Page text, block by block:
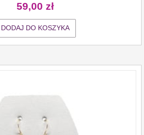
59,00 zł
DODAJ DO KOSZYKA